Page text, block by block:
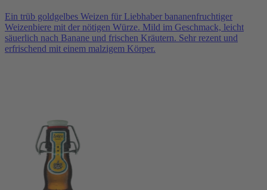
Ein trüb goldgelbes Weizen für Liebhaber bananenfruchtiger
Weizenbiere mit der nötigen Würze. Mild im Geschmack, leicht
säuerlich nach Banane und frischen Kräutern. Sehr rezent und
erfrischend mit einem malzigem Körper.